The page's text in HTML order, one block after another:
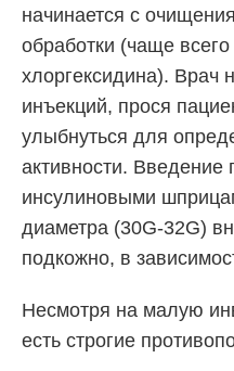
начинается с
обработки (чаще
хлоргексидина). Врач
инъекций, прося
улыбнуться для
активности.
инсулиновыми
диаметра (30G-32G)
подкожно, в
Несмотря на малую
есть строгие